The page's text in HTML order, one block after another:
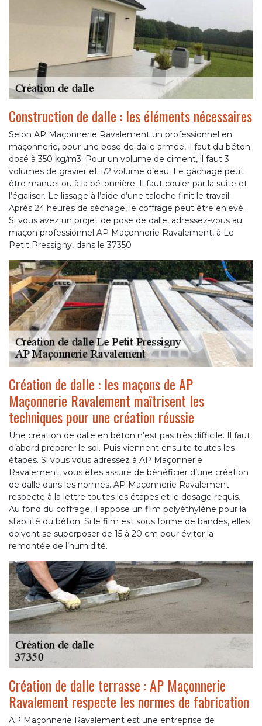
Construction de dalle : les éléments nécessaires
Selon AP Maçonnerie Ravalement un professionnel en
maçonnerie, pour une pose de dalle armée, il faut du béton
dosé à 350 kg/m3. Pour un volume de ciment, il faut 3
volumes de gravier et 1/2 volume d’eau. Le gâchage peut
être manuel ou à la bétonnière. Il faut couler par la suite et
l’égaliser. Le lissage à l’aide d’une taloche finit le travail.
Après 24 heures de séchage, le coffrage peut être enlevé.
Si vous avez un projet de pose de dalle, adressez-vous au
maçon professionnel AP Maçonnerie Ravalement, à Le
Petit Pressigny, dans le 37350
Création de dalle : les maçons de AP
Maçonnerie Ravalement maîtrisent les
techniques pour une création réussie
Une création de dalle en béton n’est pas très difficile. Il faut
d’abord préparer le sol. Puis viennent ensuite toutes les
étapes. Si vous vous adressez à AP Maçonnerie
Ravalement, vous êtes assuré de bénéficier d’une création
de dalle dans les normes. AP Maçonnerie Ravalement
respecte à la lettre toutes les étapes et le dosage requis.
Au fond du coffrage, il appose un film polyéthylène pour la
stabilité du béton. Si le film est sous forme de bandes, elles
doivent se superposer de 15 à 20 cm pour éviter la
remontée de l’humidité.
Création de dalle terrasse : AP Maçonnerie
Ravalement respecte les normes de fabrication
AP Maçonnerie Ravalement est une entreprise de